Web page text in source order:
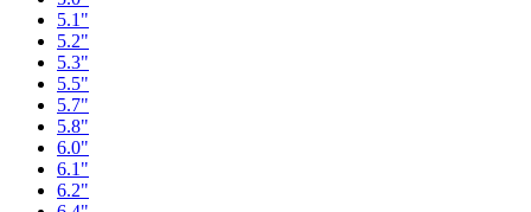
5.1"
5.2"
5.3"
5.5"
5.7"
5.8"
6.0"
6.1"
6.2"